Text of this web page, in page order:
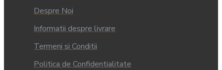
Despre Noi
Informatii despre livrare
Termeni si Conditii
Politica de Confidentialitate